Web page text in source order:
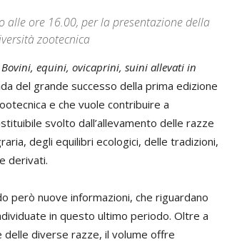
alle ore 16.00, per la presentazione della
zootecnica
Bovini, equini, ovicaprini, suini allevati in
del grande successo della prima edizione
e che vuole contribuire a
svolto dall’allevamento delle razze
degli equilibri ecologici, delle tradizioni,
derivati.
però nuove informazioni, che riguardano
in questo ultimo periodo. Oltre a
diverse razze, il volume offre